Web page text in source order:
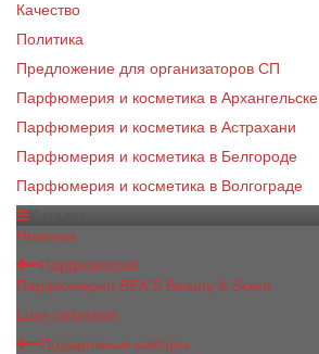
Качество
Политика
Предложение для организаторов СП
Парфюмерия и косметика в Архангельске
Парфюмерия и косметика в Астрахани
Парфюмерия и косметика в Белгороде
Парфюмерия и косметика в Волгограде
Новинки
Парфюмерия
Парфюмерия BEA'S Beauty & Scent
Luxe collection
Подарочные наборы